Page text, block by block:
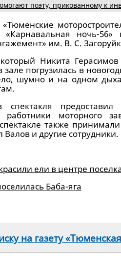
поэту, прикованному к
«Карнавальная ночь-
им. В. С.
Никита
погрузилась в
шумно и на одном
работники моторного
также
и другие сотрудники.
ели в центре
Баба-яга
на газету